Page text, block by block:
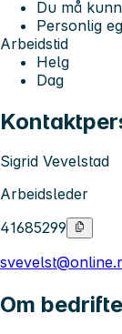
Du må
Personlig
Arbeidstid
Helg
Dag
Sigrid Vevelstad
Arbeidsleder
41685299
Om